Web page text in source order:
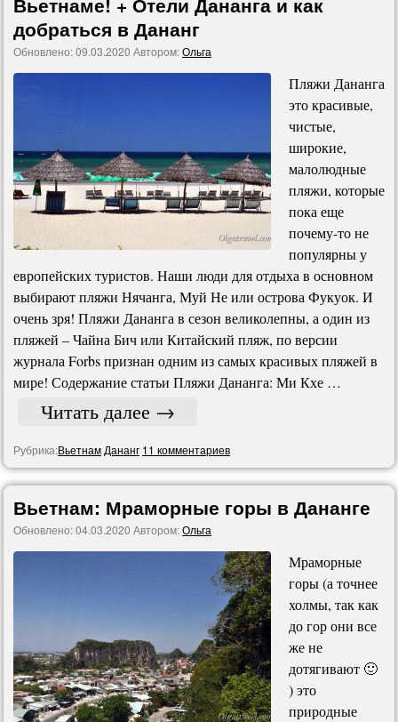
добраться в Дананг
Обновлено:09.03.2020 Автором:Ольга
Пляжи Дананга
это красивые,
чистые,
широкие,
малолюдные
пляжи, которые
пока еще
почему-то не
популярны у
европейских туристов. Наши люди для отдыха в основном
выбирают пляжи Нячанга, Муй Не или острова Фукуок. И
очень зря! Пляжи Дананга в сезон великолепны, а один из
пляжей – Чайна Бич или Китайский пляж, по версии
журнала Forbs признан одним из самых красивых пляжей в
мире! Содержание статьи Пляжи Дананга: Ми Кхе …
Читать далее →
Рубрика:Вьетнам Дананг 11 комментариев
Вьетнам: Мраморные горы в Дананге
Обновлено:04.03.2020 Автором:Ольга
Мраморные
горы (а точнее
холмы, так как
до гор они все
же не
дотягивают 🙂
) это
природные